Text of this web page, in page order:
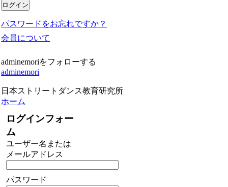
パスワードをお忘れですか？
会員について
adminemoriをフォローする
adminemori
日本ストリートダンス教育研究所
ホーム
ログインフォー
ム
ユーザー名または
メールアドレス
パスワード